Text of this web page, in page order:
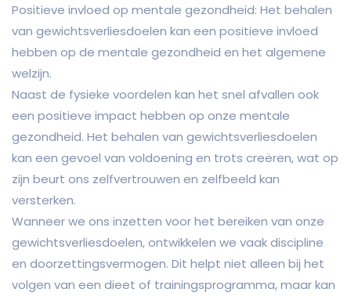
Positieve invloed op mentale gezondheid: Het behalen
van gewichtsverliesdoelen kan een positieve invloed
hebben op de mentale gezondheid en het algemene
welzijn.
Naast de fysieke voordelen kan het snel afvallen ook
een positieve impact hebben op onze mentale
gezondheid. Het behalen van gewichtsverliesdoelen
kan een gevoel van voldoening en trots creëren, wat op
zijn beurt ons zelfvertrouwen en zelfbeeld kan
versterken.
Wanneer we ons inzetten voor het bereiken van onze
gewichtsverliesdoelen, ontwikkelen we vaak discipline
en doorzettingsvermogen. Dit helpt niet alleen bij het
volgen van een dieet of trainingsprogramma, maar kan